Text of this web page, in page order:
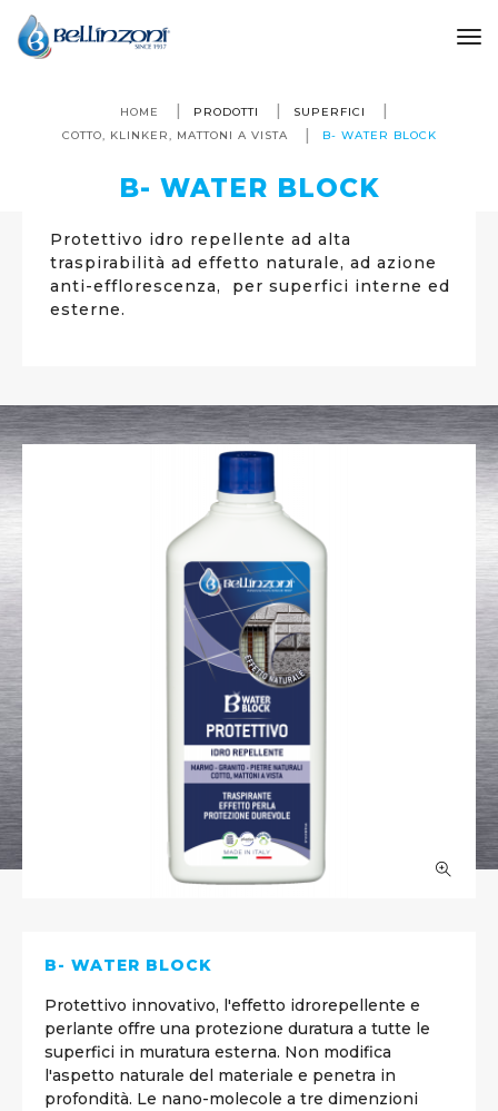
HOME PRODOTTI
SUPERFICI
COTTO, KLINKER, MATTONI A VISTA
B- WATER BLOCK
B- WATER BLOCK
Protettivo idro repellente ad alta
traspirabilità ad effetto naturale, ad azione
anti-efflorescenza, per superfici interne ed
esterne.
B- WATER BLOCK
Protettivo innovativo, l'effetto idrorepellente e
perlante offre una protezione duratura a tutte le
superfici in muratura esterna. Non modifica
l'aspetto naturale del materiale e penetra in
profondità. Le nano-molecole a tre dimenzioni